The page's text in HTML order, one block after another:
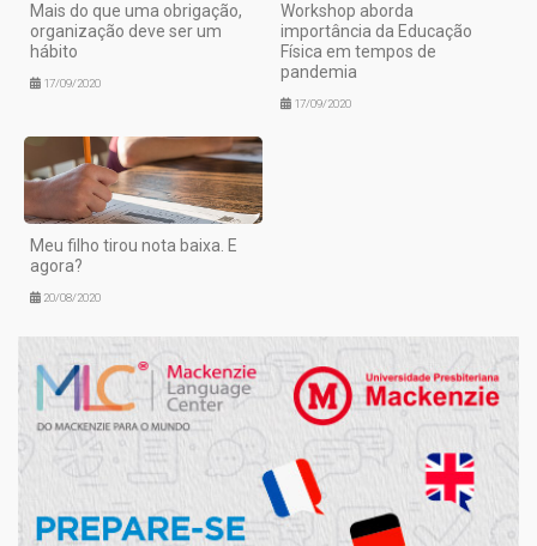
Mais do que uma obrigação,
organização deve ser um
hábito
17/09/2020
Workshop aborda
importância da Educação
Física em tempos de
pandemia
17/09/2020
Meu filho tirou nota baixa. E
agora?
20/08/2020